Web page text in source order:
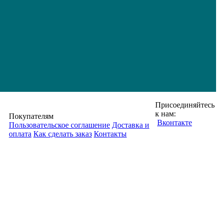
Покупателям
Пользовательское соглашение Доставка и
оплата Как сделать заказ Контакты
Присоединяйтесь
к нам:
Вконтакте